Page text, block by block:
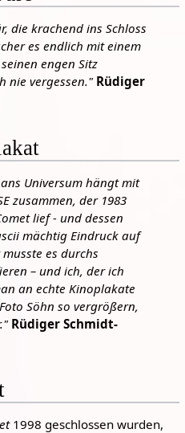
die krachend ins Schloss
es endlich mit einem
engen Sitz
nie vergessen." Rüdiger
Universum hängt mit
zusammen, der 1983
lief - und dessen
mächtig Eindruck auf
es durchs
– und ich, der ich
an echte Kinoplakate
Söhn so vergrößern,
Rüdiger Schmidt-
1998 geschlossen wurden,